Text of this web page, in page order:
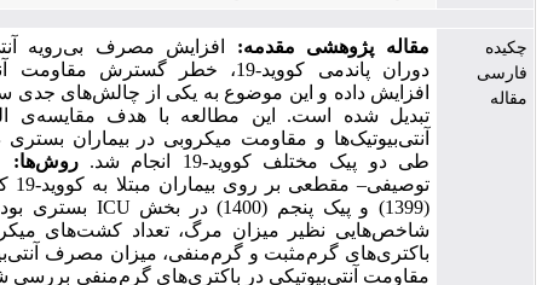
پژوهشی مقدمه:افزایش مصرف بی‌رویه آنتی‌بیوتیک‌ها در
دوران پاندمی کووید-19، خطر گسترش مقاومت آنتی‌بیوتیکی را
داده و این موضوع به یکی از چالش‌های جدی سیستم سلامت
شده است. این مطالعه با هدف مقایسه‌ی الگوی مصرف
آنتی‌بیوتیک‌ها و مقاومت میکروبی در بیماران بستری در بخش ICU
دو پیک مختلف کووید-19 انجام شد.
روش‌ها: این مطالعه‌ی
توصیفی– مقطعی بر روی بیماران مبتلا به کووید-19 که در پیک اول
(1399) و پیک پنجم (1400) در بخش ICU بستری بودند، انجام شد.
نظیر میزان مرگ، تعداد کشت‌های میکروبی، فراوانی
گرم‌مثبت و گرم‌منفی، میزان مصرف آنتی‌بیوتیک و الگوی
آنتی‌بیوتیکی در باکتری‌های گرم‌منفی بررسی شد.یافته‌ها:در